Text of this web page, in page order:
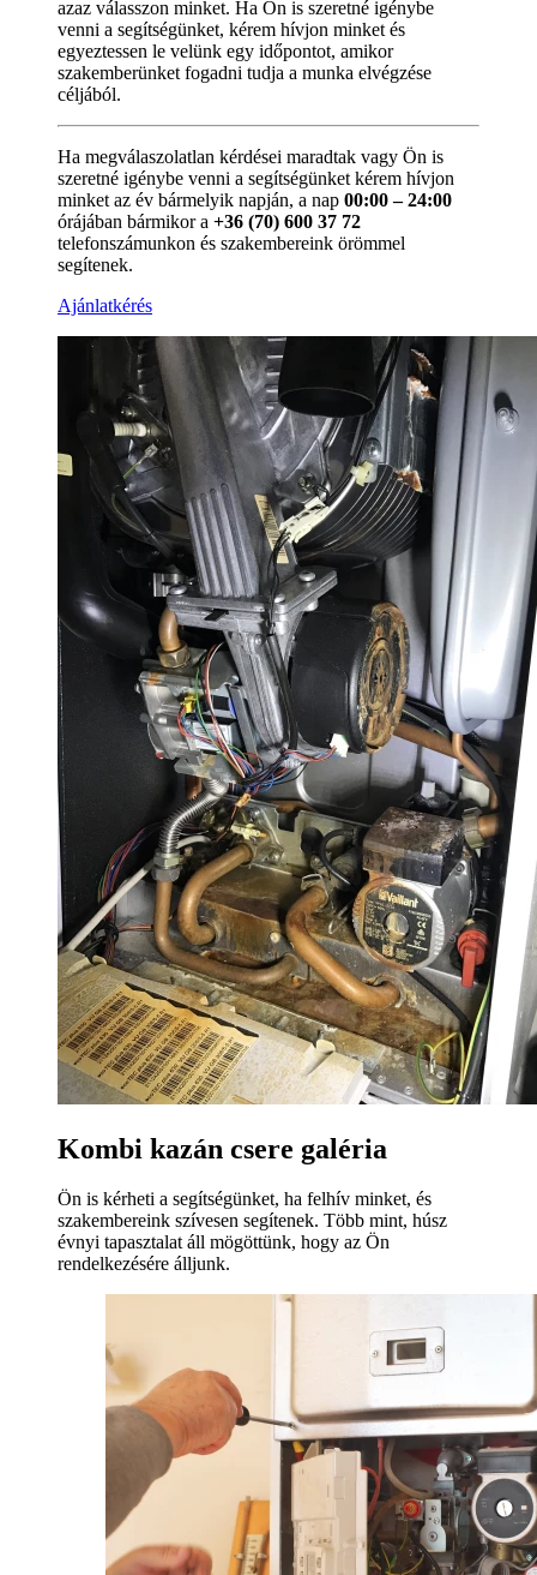
azaz válasszon minket. Ha Ön is szeretné igénybe
venni a segítségünket, kérem hívjon minket és
egyeztessen le velünk egy időpontot, amikor
szakemberünket fogadni tudja a munka elvégzése
céljából.
Ha megválaszolatlan kérdései maradtak vagy Ön is
szeretné igénybe venni a segítségünket kérem hívjon
minket az év bármelyik napján, a nap 00:00 – 24:00
órájában bármikor a +36 (70) 600 37 72
telefonszámunkon és szakembereink örömmel
segítenek.
Ajánlatkérés
Kombi kazán csere galéria
Ön is kérheti a segítségünket, ha felhív minket, és
szakembereink szívesen segítenek. Több mint, húsz
évnyi tapasztalat áll mögöttünk, hogy az Ön
rendelkezésére álljunk.